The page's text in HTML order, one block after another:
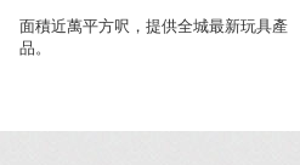
面積近萬平方呎，提供全城最新玩具產
品。